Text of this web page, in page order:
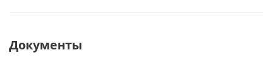
Документы